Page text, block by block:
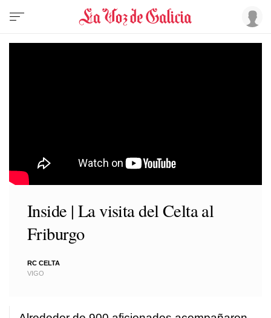
Inside | La visita del Celta al
Friburgo
RC CELTA
VIGO